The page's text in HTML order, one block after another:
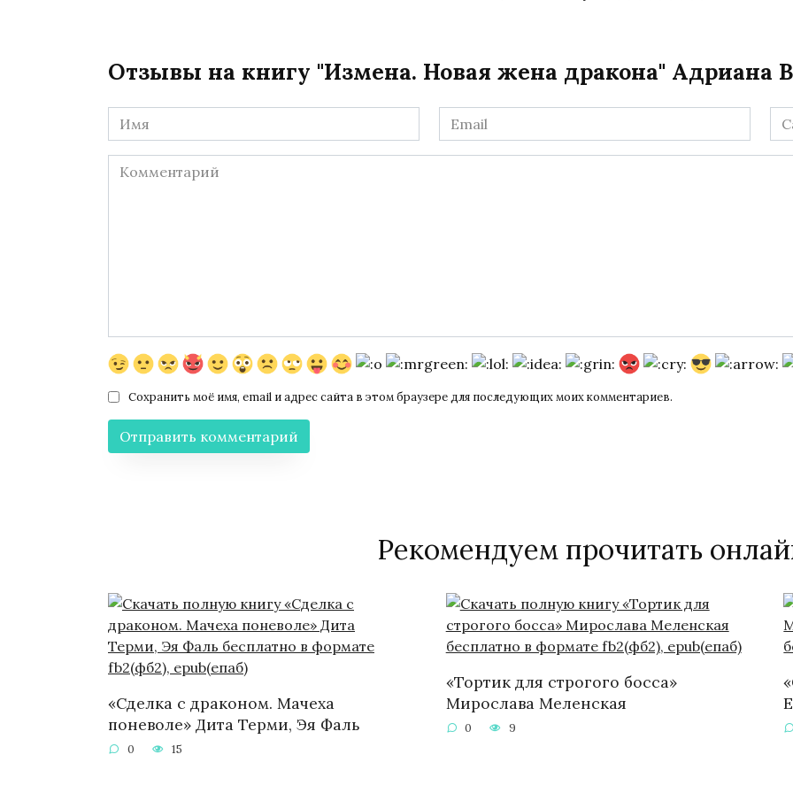
Отзывы на книгу "Измена. Новая жена дракона" Адриана
Имя
*
Email
*
Комментарий
Сохранить моё имя, email и адрес сайта в этом браузере для последующих моих комментариев.
Рекомендуем прочитать
«Сделка с драконом. Мачеха
поневоле» Дита Терми, Эя Фаль
0 15
«Тортик для строгого босса»
Мирослава Меленская
0 9